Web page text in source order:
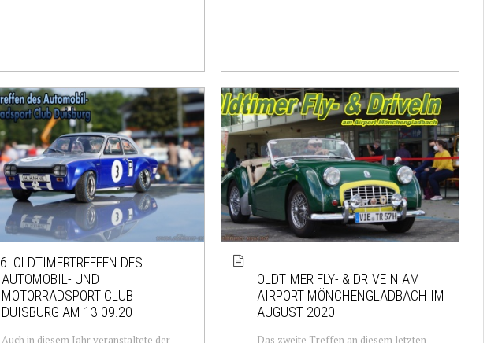
6. OLDTIMERTREFFEN DES
AUTOMOBIL- UND
MOTORRADSPORT CLUB
DUISBURG AM 13.09.20
Auch in diesem Jahr veranstaltete der
OLDTIMER FLY- & DRIVEIN AM
AIRPORT MÖNCHENGLADBACH IM
AUGUST 2020
Das zweite Treffen an diesem letzten